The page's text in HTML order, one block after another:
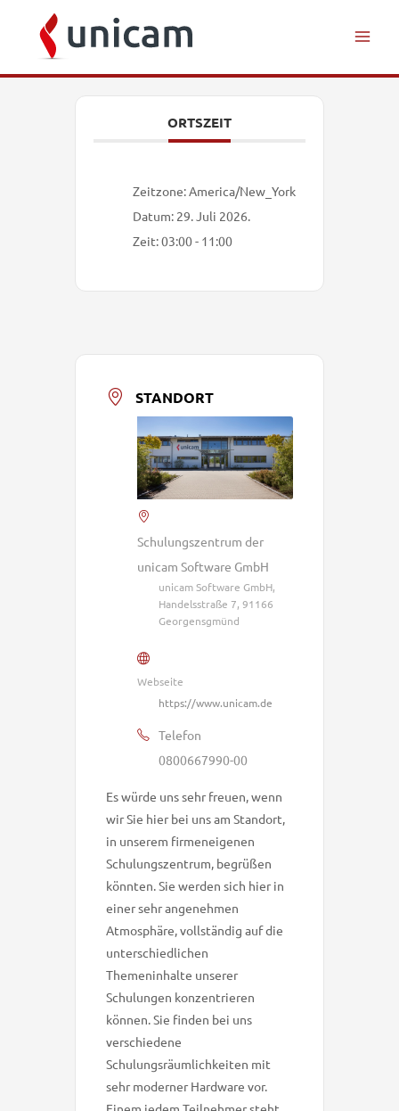
springen
springen
ORTSZEIT
Zeitzone:America/New_York
Datum: 29. Juli 2026.
Zeit:03:00 - 11:00
STANDORT
Schulungszentrum der
unicam Software GmbH
unicam Software GmbH,
Handelsstraße 7, 91166
Georgensgmünd
Webseite
https://www.unicam.de
Telefon
0800667990-00
Es würde uns sehr freuen, wenn
wir Sie hier bei uns am Standort,
in unserem firmeneigenen
Schulungszentrum, begrüßen
könnten. Sie werden sich hier in
einer sehr angenehmen
Atmosphäre, vollständig auf die
unterschiedlichen
Themeninhalte unserer
Schulungen konzentrieren
können. Sie finden bei uns
verschiedene
Schulungsräumlichkeiten mit
sehr moderner Hardware vor.